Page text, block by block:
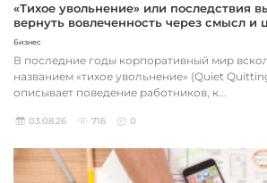
«Тихое увольнение» или последствия
вернуть вовлеченность через смысл и
Бизнес
В последние годы корпоративный мир
названием «тихое увольнение» (Quiet
описывает поведение работников, к...
03.08.26 716 0